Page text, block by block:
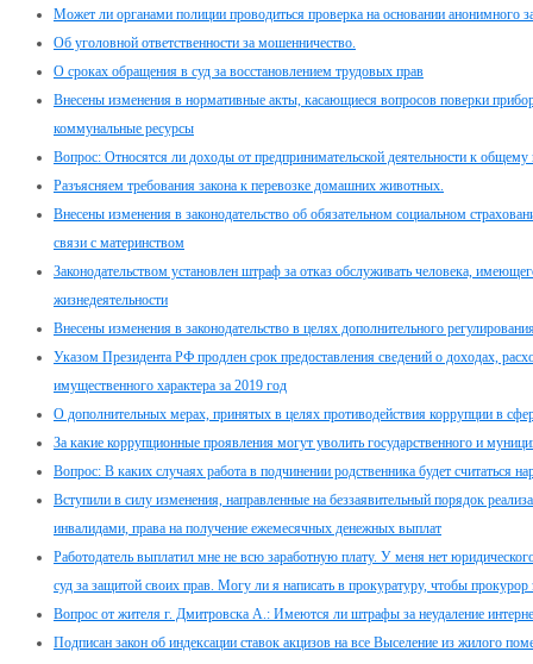
Может ли органами полиции проводиться проверка на основании анонимного
Об уголовной ответственности за мошенничество.
О сроках обращения в суд за восстановлением трудовых прав
Внесены изменения в нормативные акты, касающиеся вопросов поверки
коммунальные ресурсы
Вопрос: Относятся ли доходы от предпринимательской деятельности к
Разъясняем требования закона к перевозке домашних животных.
Внесены изменения в законодательство об обязательном социальном
связи с материнством
Законодательством установлен штраф за отказ обслуживать человека,
жизнедеятельности
Внесены изменения в законодательство в целях дополнительного
Указом Президента РФ продлен срок предоставления сведений о доходах,
имущественного характера за 2019 год
О дополнительных мерах, принятых в целях противодействия коррупции в
За какие коррупционные проявления могут уволить государственного и
Вопрос: В каких случаях работа в подчинении родственника будет считаться
Вступили в силу изменения, направленные на беззаявительный порядок
инвалидами, права на получение ежемесячных денежных выплат
Работодатель выплатил мне не всю заработную плату. У меня нет
суд за защитой своих прав. Могу ли я написать в прокуратуру, чтобы прокурор
Вопрос от жителя г. Дмитровска А.: Имеются ли штрафы за неудаление
Подписан закон об индексации ставок акцизов на все Выселение из жилого